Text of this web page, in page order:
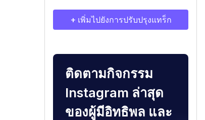
+ เพิ่มไปยังการปรับปรุงแทร็ก
ติดตามกิจกรรม
Instagram ล่าสุด
ของผู้มีอิทธิพล และ